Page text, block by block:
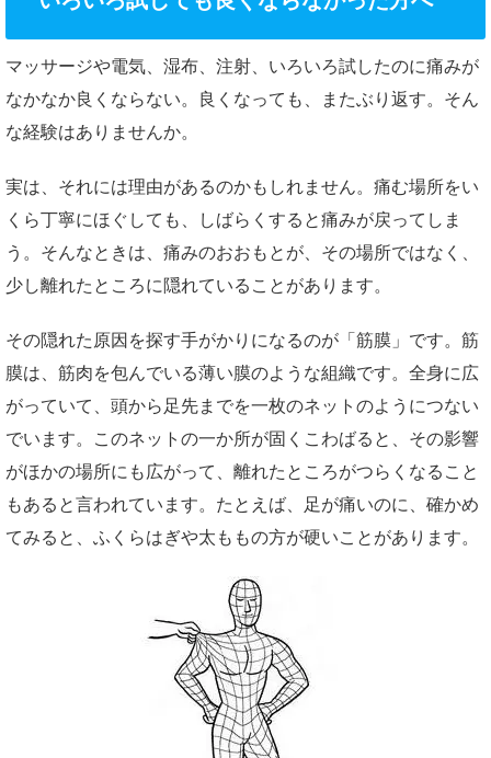
マッサージや電気、湿布、注射、いろいろ試したのに痛みが
なかなか良くならない。良くなっても、またぶり返す。そん
な経験はありませんか。
実は、それには理由があるのかもしれません。痛む場所をい
くら丁寧にほぐしても、しばらくすると痛みが戻ってしま
う。そんなときは、痛みのおおもとが、その場所ではなく、
少し離れたところに隠れていることがあります。
その隠れた原因を探す手がかりになるのが「筋膜」です。筋
膜は、筋肉を包んでいる薄い膜のような組織です。全身に広
がっていて、頭から足先までを一枚のネットのようにつない
でいます。このネットの一か所が固くこわばると、その影響
がほかの場所にも広がって、離れたところがつらくなること
もあると言われています。たとえば、足が痛いのに、確かめ
てみると、ふくらはぎや太ももの方が硬いことがあります。